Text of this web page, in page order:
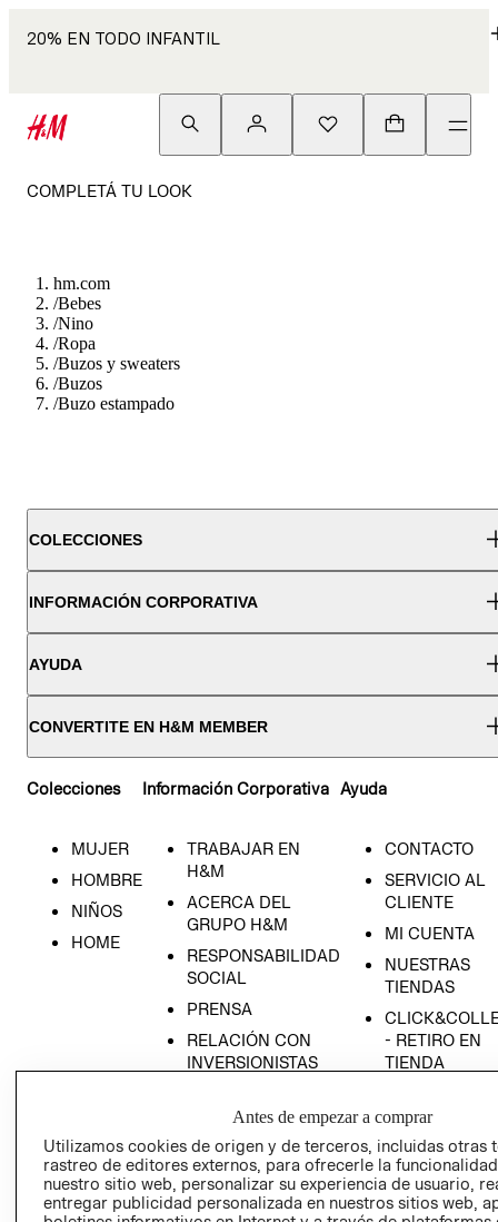
20% EN TODO INFANTIL
COMPLETÁ TU LOOK
hm.com
/Bebes
/Nino
/Ropa
/Buzos y sweaters
/Buzos
/Buzo estampado
COLECCIONES
INFORMACIÓN CORPORATIVA
AYUDA
CONVERTITE EN H&M MEMBER
Colecciones
MUJER
HOMBRE
NIÑOS
HOME
Información Corporativa
TRABAJAR EN
H&M
ACERCA DEL
GRUPO H&M
RESPONSABILIDAD
SOCIAL
PRENSA
RELACIÓN CON
INVERSIONISTAS
EMPRESARIAL
Ayuda
CONTACTO
SERVICIO AL
CLIENTE
MI CUENTA
NUESTRAS
TIENDAS
- RETIRO EN
TIENDA
CONDICIONES
AVISO DE
PRIVACIDAD
GIFT CARD
Antes de empezar a comprar
Utilizamos cookies de origen y de terceros, incluidas otras
rastreo de editores externos, para ofrecerle la
nuestro sitio web, personalizar su experiencia de usuario,
entregar publicidad personalizada en nuestros sitios web,